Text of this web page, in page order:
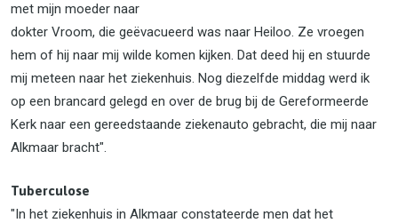
met mijn moeder naar
dokter Vroom, die geëvacueerd was naar Heiloo. Ze vroegen
hem of hij naar mij wilde komen kijken. Dat deed hij en stuurde
mij meteen naar het ziekenhuis. Nog diezelfde middag werd ik
op een brancard gelegd en over de brug bij de Gereformeerde
Kerk naar een gereedstaande ziekenauto gebracht, die mij naar
Alkmaar bracht".
Tuberculose
"In het ziekenhuis in Alkmaar constateerde men dat het